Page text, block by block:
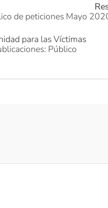
de peticiones Mayo
para las Víctimas
Público